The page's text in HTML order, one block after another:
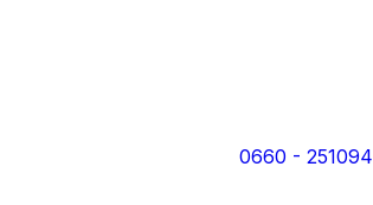
0660 - 251094